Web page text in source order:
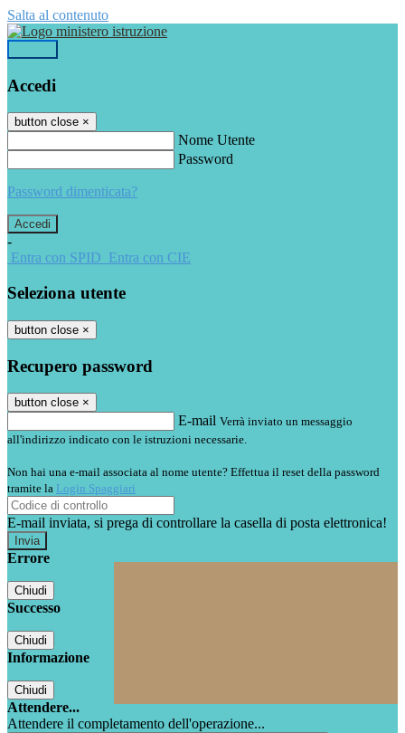
Salta al contenuto
Accedi
button close ×
Nome Utente
Password
Password dimenticata?
-
Entra con SPID Entra con CIE
Seleziona utente
button close ×
Recupero password
button close ×
E-mail Verrà inviato un messaggio
all'indirizzo indicato con le istruzioni necessarie.
Non hai una e-mail associata al nome utente? Effettua il reset della password
tramite la Login Spaggiari
E-mail inviata, si prega di controllare la casella di posta elettronica!
Errore
Chiudi
Successo
Chiudi
Informazione
Chiudi
Attendere...
Attendere il completamento dell'operazione...